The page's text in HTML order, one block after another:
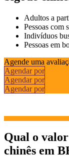
Adultos a
Pessoas com
Indivíduos
Pessoas em
Agende uma
Agendar por
Agendar por
Agendar por
Qual o
chinês em